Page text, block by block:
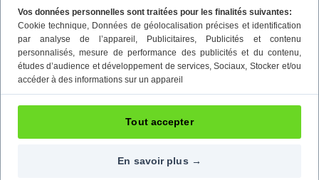
Vos données personnelles sont traitées pour les finalités suivantes:
Cookie technique, Données de géolocalisation précises et identification
par analyse de l’appareil , Publicitaires, Publicités et contenu
personnalisés, mesure de performance des publicités et du contenu,
études d’audience et développement de services, Sociaux, Stocker et/ou
accéder à des informations sur un appareil
En savoir plus →
Tout accepter